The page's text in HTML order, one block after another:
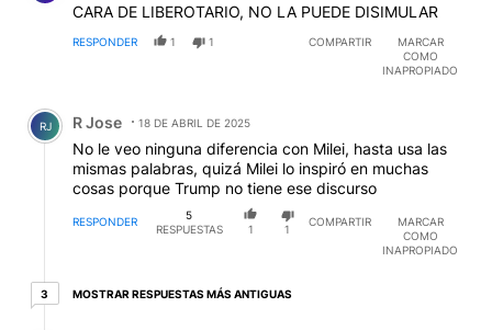
CARA DE LIBEROTARIO, NO LA PUEDE DISIMULAR
RESPONDER 1 1 COMPARTIR
MARCAR
COMO
INAPROPIADO
Comentario de R Jose.
RJ R Jose 18 DE ABRIL DE 2025
No le veo ninguna diferencia con Milei, hasta usa las
mismas palabras, quizá Milei lo inspiró en muchas
cosas porque Trump no tiene ese discurso
RESPONDER
5
RESPUESTAS
1 1
COMPARTIR
MARCAR
COMO
INAPROPIADO
33 respuestas más antiguas
MOSTRAR RESPUESTAS MÁS ANTIGUAS